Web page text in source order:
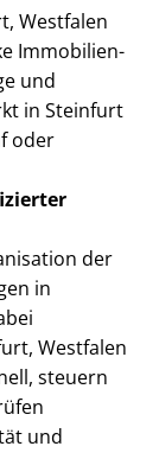
Westfalen
Im­mo­bi­li­en­
und
in Steinfurt
oder
der
in
Westfalen
steuern
und